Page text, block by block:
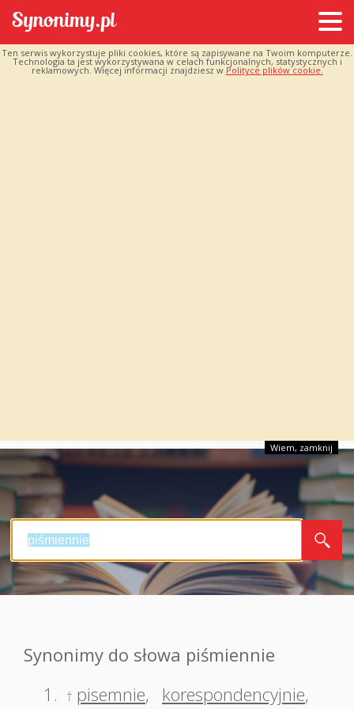
Ten serwis wykorzystuje pliki cookies, które są zapisywane na Twoim komputerze.
Technologia ta jest wykorzystywana w celach funkcjonalnych, statystycznych i
reklamowych. Więcej informacji znajdziesz w Polityce plików cookie.
Wiem, zamknij
Synonimy do słowa piśmiennie
1.
† pisemnie, korespondencyjnie,